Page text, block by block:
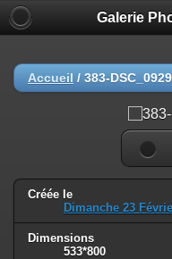
Galerie
Accueil / 383-DSC_0929
Créée le
Dimanche 23
Dimensions
533*800